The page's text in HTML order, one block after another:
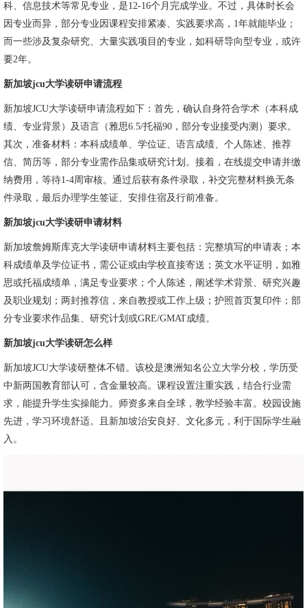
科、信息技术等常见专业，是12-16个月完成学业。不过，具体时长会
因专业而异，部分专业因课程安排紧凑、实践要求高，1年就能毕业；
而一些涉及复杂研究、大量实践项目的专业，如科研导向型专业，或许
要2年。
新加坡jcu大学读研申请流程
新加坡JCU大学读研申请流程如下：首先，确认自身符合学术（本科成
绩、专业背景）及语言（雅思6.5/托福90，部分专业接受内测）要求。
其次，准备材料：本科成绩单、学位证、语言成绩、个人陈述、推荐
信、简历等，部分专业需作品集或研究计划。接着，在线提交申请并缴
纳费用，等待1-4周审核。通过后获有条件录取，补交完整材料换无条
件录取，最后办理学生签证、安排住宿及行前准备。
新加坡jcu大学读研申请材料
新加坡詹姆斯库克大学读研申请材料主要包括：完整填写的申请表；本
科成绩单及学位证书，需公证或由学校直接寄送；英文水平证明，如雅
思或托福成绩单，满足专业要求；个人陈述，阐述学术背景、研究兴趣
及职业规划；两封推荐信，来自教授或工作上级；护照首页复印件；部
分专业要求作品集、研究计划或GRE/GMAT成绩。
新加坡jcu大学读研怎么样
新加坡JCU大学读研整体不错。该校是澳洲知名公立大学分校，学历受
中新两国教育部认可，含金量较高。课程设置注重实践，结合行业需
求，能提升学生实操能力。师资多来自全球，教学经验丰富。校园设施
先进，学习环境舒适。且新加坡治安良好、文化多元，利于国际学生融
入。